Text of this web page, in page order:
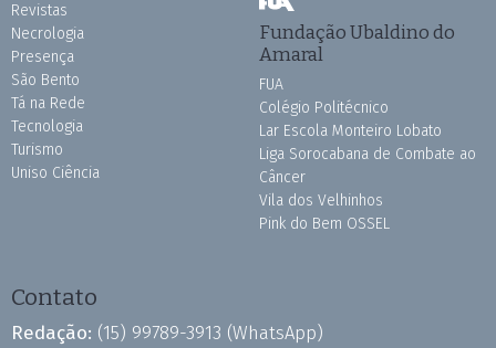
Revistas
Necrologia
Presença
São Bento
Tá na Rede
Tecnologia
Turismo
Uniso Ciência
Fundação Ubaldino do
Amaral
FUA
Colégio Politécnico
Lar Escola Monteiro Lobato
Liga Sorocabana de Combate ao
Câncer
Vila dos Velhinhos
Pink do Bem OSSEL
Contato
Redação: (15) 99789-3913 (WhatsApp)